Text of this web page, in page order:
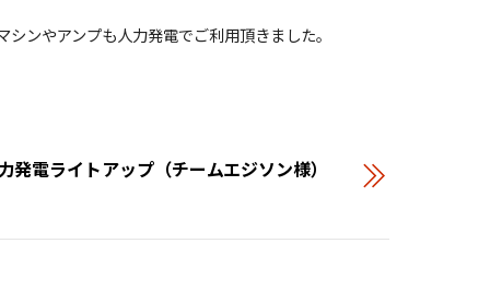
ンやアンプも人力発電でご利用頂きました。
発電ライトアップ（チームエジソン様）